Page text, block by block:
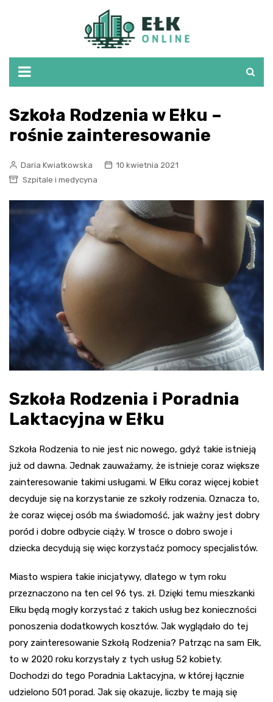
Szkoła Rodzenia w Ełku –
rośnie zainteresowanie
Daria Kwiatkowska
10 kwietnia 2021
Szpitale i medycyna
Szkoła Rodzenia i Poradnia
Laktacyjna w Ełku
Szkoła Rodzenia to nie jest nic nowego, gdyż takie istnieją
już od dawna. Jednak zauważamy, że istnieje coraz większe
zainteresowanie takimi usługami. W Ełku coraz więcej kobiet
decyduje się na korzystanie ze szkoły rodzenia. Oznacza to,
że coraz więcej osób ma świadomość, jak ważny jest dobry
poród i dobre odbycie ciąży. W trosce o dobro swoje i
dziecka decydują się więc korzystaćz pomocy specjalistów.
Miasto wspiera takie inicjatywy, dlatego w tym roku
przeznaczono na ten cel 96 tys. zł. Dzięki temu mieszkanki
Ełku będą mogły korzystać z takich usług bez konieczności
ponoszenia dodatkowych kosztów. Jak wyglądało do tej
pory zainteresowanie Szkołą Rodzenia? Patrząc na sam Ełk,
to w 2020 roku korzystały z tych usług 52 kobiety.
Dochodzi do tego Poradnia Laktacyjna, w której łącznie
udzielono 501 porad. Jak się okazuje, liczby te mają się